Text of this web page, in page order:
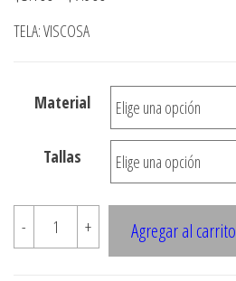
desde
$3.100
hasta
$7.900
TELA: VISCOSA
Material
Tallas
-
4751
BLUSA
+ Agregar al carrito